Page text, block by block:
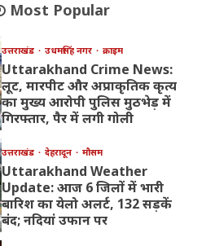
Most Popular
उत्तराखंड उधमसिंह नगर क्राइम
Uttarakhand Crime News:
लूट, मारपीट और अप्राकृतिक कृत्य
का मुख्य आरोपी पुलिस मुठभेड़ में
गिरफ्तार, पैर में लगी गोली
उत्तराखंड देहरादून मौसम
Uttarakhand Weather
Update: आज 6 जिलों में भारी
बारिश का येलो अलर्ट, 132 सड़कें
बंद; नदियां उफान पर